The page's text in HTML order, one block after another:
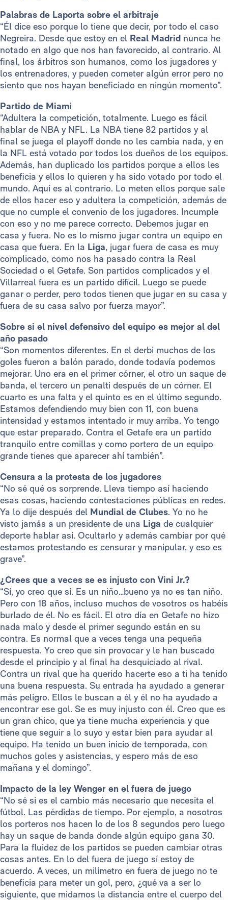
Palabras de Laporta sobre el arbitraje
“Él dice eso porque lo tiene que decir, por todo el caso
Negreira. Desde que estoy en el Real Madrid nunca he
notado en algo que nos han favorecido, al contrario. Al
final, los árbitros son humanos, como los jugadores y
los entrenadores, y pueden cometer algún error pero no
siento que nos hayan beneficiado en ningún momento”.
Partido de Miami
“Adultera la competición, totalmente. Luego es fácil
hablar de NBA y NFL. La NBA tiene 82 partidos y al
final se juega el playoff donde no les cambia nada, y en
la NFL está votado por todos los dueños de los equipos.
Además, han duplicado los partidos porque a ellos les
beneficia y ellos lo quieren y ha sido votado por todo el
mundo. Aquí es al contrario. Lo meten ellos porque sale
de ellos hacer eso y adultera la competición, además de
que no cumple el convenio de los jugadores. Incumple
con eso y no me parece correcto. Debemos jugar en
casa y fuera. No es lo mismo jugar contra un equipo en
casa que fuera. En la Liga, jugar fuera de casa es muy
complicado, como nos ha pasado contra la Real
Sociedad o el Getafe. Son partidos complicados y el
Villarreal fuera es un partido difícil. Luego se puede
ganar o perder, pero todos tienen que jugar en su casa y
fuera de su casa salvo por fuerza mayor”.
Sobre si el nivel defensivo del equipo es mejor al del
año pasado
“Son momentos diferentes. En el derbi muchos de los
goles fueron a balón parado, donde todavía podemos
mejorar. Uno era en el primer córner, el otro un saque de
banda, el tercero un penalti después de un córner. El
cuarto es una falta y el quinto es en el último segundo.
Estamos defendiendo muy bien con 11, con buena
intensidad y estamos intentado ir muy arriba. Yo tengo
que estar preparado. Contra el Getafe era un partido
tranquilo entre comillas y como portero de un equipo
grande tienes que aparecer ahí también”.
Censura a la protesta de los jugadores
“No sé qué os sorprende. Lleva tiempo así haciendo
esas cosas, haciendo contestaciones públicas en redes.
Ya lo dije después del Mundial de Clubes. Yo no he
visto jamás a un presidente de una Liga de cualquier
deporte hablar así. Ocultarlo y además cambiar por qué
estamos protestando es censurar y manipular, y eso es
grave”.
¿Crees que a veces se es injusto con Vini Jr.?
“Sí, yo creo que sí. Es un niño…bueno ya no es tan niño.
Pero con 18 años, incluso muchos de vosotros os habéis
burlado de él. No es fácil. El otro día en Getafe no hizo
nada malo y desde el primer segundo están en su
contra. Es normal que a veces tenga una pequeña
respuesta. Yo creo que sin provocar y le han buscado
desde el principio y al final ha desquiciado al rival.
Contra un rival que ha querido hacerte eso a ti ha tenido
una buena respuesta. Su entrada ha ayudado a generar
más peligro. Ellos le buscan a él y él no ha ayudado a
encontrar ese gol. Se es muy injusto con él. Creo que es
un gran chico, que ya tiene mucha experiencia y que
tiene que seguir a lo suyo y estar bien para ayudar al
equipo. Ha tenido un buen inicio de temporada, con
muchos goles y asistencias, y espero más de eso
mañana y el domingo”.
Impacto de la ley Wenger en el fuera de juego
“No sé si es el cambio más necesario que necesita el
fútbol. Las pérdidas de tiempo. Por ejemplo, a nosotros
los porteros nos hacen lo de los 8 segundos pero luego
hay un saque de banda donde algún equipo gana 30.
Para la fluidez de los partidos se pueden cambiar otras
cosas antes. En lo del fuera de juego sí estoy de
acuerdo. A veces, un milímetro en fuera de juego no te
beneficia para meter un gol, pero, ¿qué va a ser lo
siguiente, que midamos la distancia entre el cuerpo del